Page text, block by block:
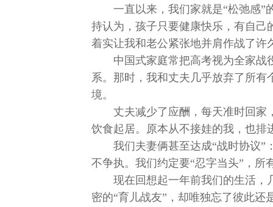
一直以来，我们家就是“松弛感”
持认为，孩子只要健康快乐，有自己
着实让我和老公紧张地并肩作战了许
中国式家庭常把高考视为全家战
系。那时，我和丈夫几乎放弃了所
境。
丈夫减少了应酬，每天准时回家
饮食起居。原本从不接娃的我，也
我们夫妻俩甚至达成“战时协议”
不争执。我们约定要“忍字当头”，所
现在回想起一年前我们的生活，
密的“育儿战友”，却唯独忘了彼此还